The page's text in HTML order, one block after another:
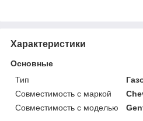
Характеристики
Основные
Тип
Совместимость с маркой
Совместимость с моделью